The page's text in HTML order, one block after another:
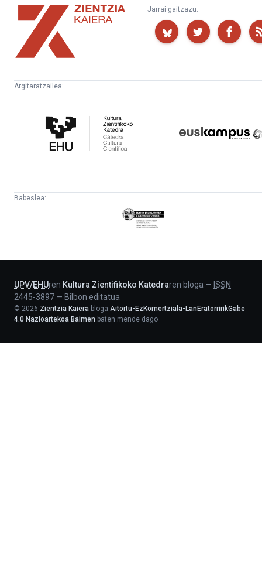
Zientzia
Kaiera
Jarrai gaitzazu:
Argitaratzailea:
Zientifikoko
Katedra
Babeslea:
Eusko
Jaurlaritza
UPV/EHUren Kultura Zientifikoko Katedraren bloga — ISSN
2445-3897 — Bilbon editatua
© 2026 Zientzia Kaiera bloga Aitortu-EzKomertziala-LanEratorririkGabe
4.0 Nazioartekoa Baimen baten mende dago